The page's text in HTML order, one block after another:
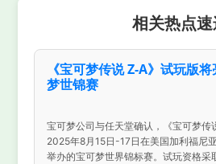
相关热点
《宝可梦传说 Z-A》试玩版
梦世锦赛
宝可梦公司与任天堂确认，《宝可梦传
2025年8月15日-17日在美国加利福尼
举办的宝可梦世界锦标赛。试玩资格采